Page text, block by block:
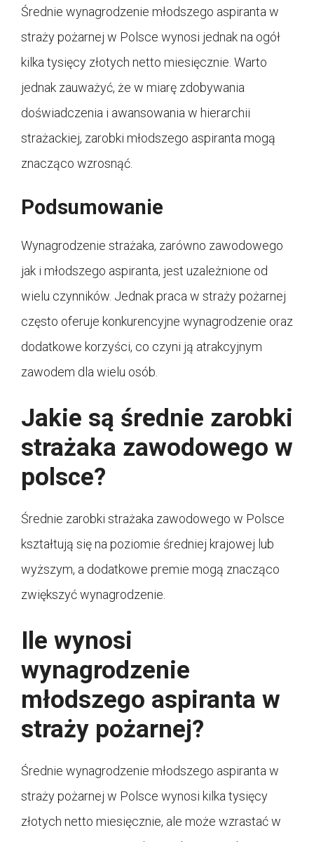
Średnie wynagrodzenie młodszego aspiranta w
straży pożarnej w Polsce wynosi jednak na ogół
kilka tysięcy złotych netto miesięcznie. Warto
jednak zauważyć, że w miarę zdobywania
doświadczenia i awansowania w hierarchii
strażackiej, zarobki młodszego aspiranta mogą
znacząco wzrosnąć.
Podsumowanie
Wynagrodzenie strażaka, zarówno zawodowego
jak i młodszego aspiranta, jest uzależnione od
wielu czynników. Jednak praca w straży pożarnej
często oferuje konkurencyjne wynagrodzenie oraz
dodatkowe korzyści, co czyni ją atrakcyjnym
zawodem dla wielu osób.
Jakie są średnie zarobki
strażaka zawodowego w
polsce?
Średnie zarobki strażaka zawodowego w Polsce
kształtują się na poziomie średniej krajowej lub
wyższym, a dodatkowe premie mogą znacząco
zwiększyć wynagrodzenie.
Ile wynosi
wynagrodzenie
młodszego aspiranta w
straży pożarnej?
Średnie wynagrodzenie młodszego aspiranta w
straży pożarnej w Polsce wynosi kilka tysięcy
złotych netto miesięcznie, ale może wzrastać w